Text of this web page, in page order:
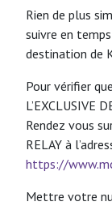
Rien de plus
suivre en
destination de
Pour vérifier
L’EXCLUSIVE
Rendez vous
RELAY à
https://
Mettre votre